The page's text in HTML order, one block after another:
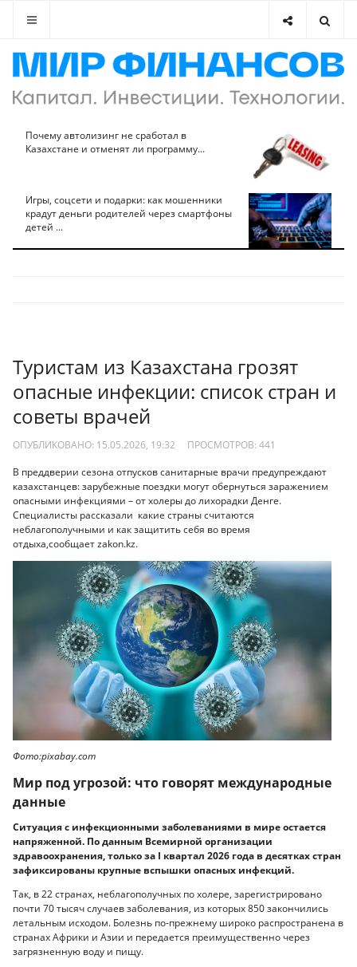
Почему автолизинг не сработал в
Казахстане и отменят ли программу...
Игры, соцсети и подарки: как мошенники
крадут деньги родителей через смартфоны
детей ...
Туристам из Казахстана грозят
опасные инфекции: список стран и
советы врачей
ОПУБЛИКОВАНО: 15.05.2026, 19:32 ПРОСМОТРОВ: 441
В преддверии сезона отпусков санитарные врачи предупреждают
казахстанцев: зарубежные поездки могут обернуться заражением
опасными инфекциями – от холеры до лихорадки Денге.
Специалисты рассказали какие страны считаются
неблагополучными и как защитить себя во время
отдыха,сообщает zakon.kz.
Фото:pixabay.com
Мир под угрозой: что говорят международные
данные
Ситуация с инфекционными заболеваниями в мире остается
напряженной. По данным Всемирной организации
здравоохранения, только за I квартал 2026 года в десятках стран
зафиксированы крупные вспышки опасных инфекций.
Так, в 22 странах, неблагополучных по холере, зарегистрировано
почти 70 тысяч случаев заболевания, из которых 850 закончились
летальным исходом. Болезнь по-прежнему широко распространена в
странах Африки и Азии и передается преимущественно через
загрязненную воду и пищу.